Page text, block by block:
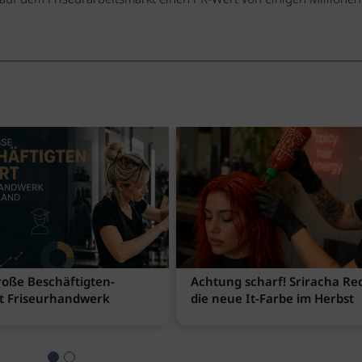
Beschäftigten-
Friseurhandwerk
Achtung scharf! Sriracha
die neue It-Farbe im Herbst